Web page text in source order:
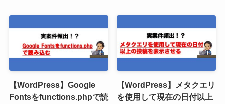
【WordPress】Google
Fontsをfunctions.phpで読
【WordPress】メタクエリ
を使用して現在の日付以上